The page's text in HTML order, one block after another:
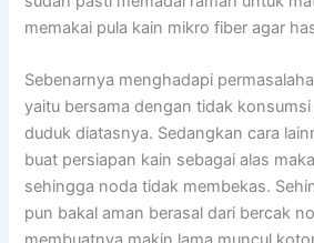
memakai pula kain mikro fiber agar
Sebenarnya menghadapi
yaitu bersama dengan tidak
duduk diatasnya. Sedangkan cara
buat persiapan kain sebagai alas
sehingga noda tidak membekas.
pun bakal aman berasal dari bercak